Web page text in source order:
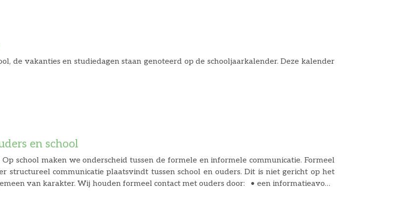
de vakanties en studiedagen staan genoteerd op de schooljaarkalender. Deze kalender
en school
school maken we onderscheid tussen de formele en informele communicatie. Formeel
structureel communicatie plaatsvindt tussen school en ouders. Dit is niet gericht op het
karakter. Wij houden formeel contact met ouders door: • een informatieavond